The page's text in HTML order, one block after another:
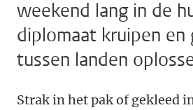
weekend lang in de
diplomaat kruipen en
tussen landen
Strak in het pak of gekleed